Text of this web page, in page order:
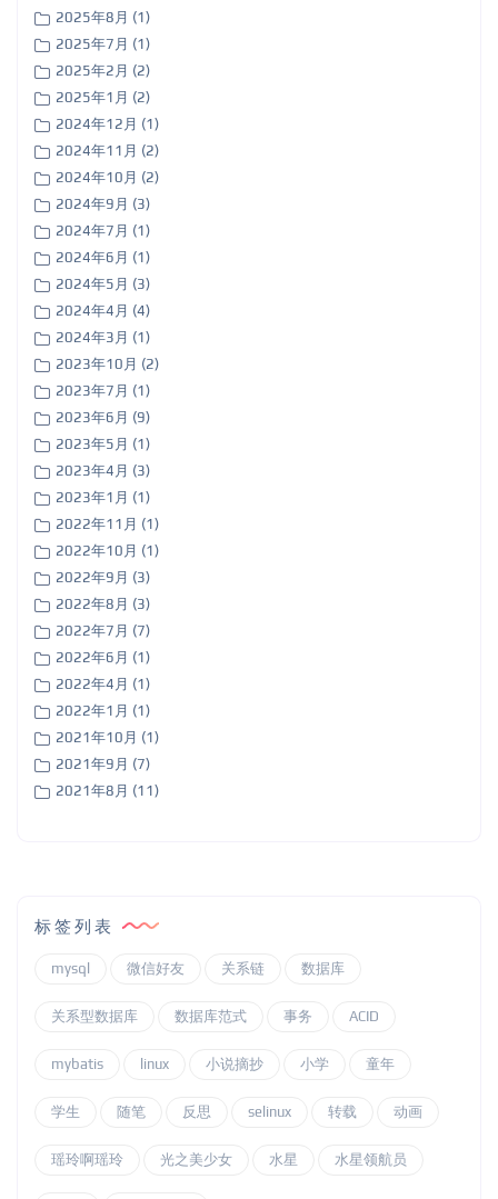
2025年8月 (1)
2025年7月 (1)
2025年2月 (2)
2025年1月 (2)
2024年12月 (1)
2024年11月 (2)
2024年10月 (2)
2024年9月 (3)
2024年7月 (1)
2024年6月 (1)
2024年5月 (3)
2024年4月 (4)
2024年3月 (1)
2023年10月 (2)
2023年7月 (1)
2023年6月 (9)
2023年5月 (1)
2023年4月 (3)
2023年1月 (1)
2022年11月 (1)
2022年10月 (1)
2022年9月 (3)
2022年8月 (3)
2022年7月 (7)
2022年6月 (1)
2022年4月 (1)
2022年1月 (1)
2021年10月 (1)
2021年9月 (7)
2021年8月 (11)
标签列表
mysql 微信好友 关系链 数据库
关系型数据库 数据库范式 事务 ACID
mybatis linux 小说摘抄 小学 童年
学生 随笔 反思 selinux 转载 动画
瑶玲啊瑶玲 光之美少女 水星 水星领航员